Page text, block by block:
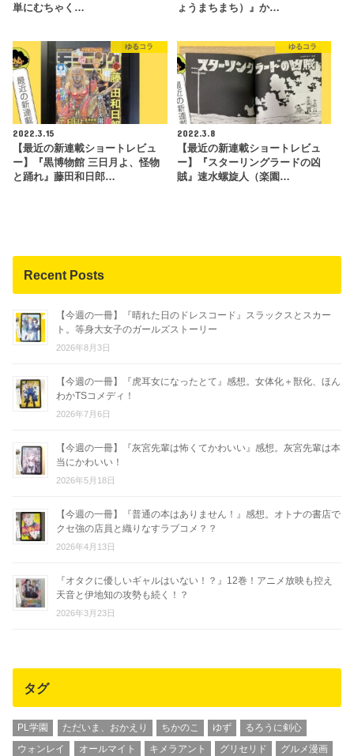
単にむちゃく…
ょうまちまち）』か…
ゆるコラ
2022.3.15
【最近の新連載ショートレビュ
ー】『黒博物館 三日月よ、怪物
と踊れ』藤田和日郎…
ゆるコラ
2022.3.8
【最近の新連載ショートレビュ
ー】『スターリングラードの凶
賊』速水螺旋人（楽園…
Recent Posts
【今週の一冊】『晴れた日のドレスコード』スラックスとスカー
ト。等身大女子のガールズストーリー
2026年8月3日
【今週の一冊】『虎耳女になったとて』感想。女体化＋獣化、ほん
わかTSコメディ！
2026年7月6日
【今週の一冊】『灰宮先輩は怖くてかわいい』感想。灰宮先輩は本
当にかわいい！
2026年5月18日
【今週の一冊】『普通の本はありません！』感想。オトナの書店で
クセ強の店員と織りなすラブコメ？？
2026年4月13日
『オタクに優しいギャルはいない！？』12巻！アニメ放映も控え
天音と伊地知の攻勢も続く！？
2026年3月23日
タグ
PL学園 ただいま、おかえり ちかのこ ゆず
るろうに剣心
ウォンレイ
オールマイト キメラアント グリセリド
グルメ漫画